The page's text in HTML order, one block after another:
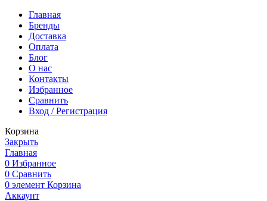
Главная
Бренды
Доставка
Оплата
Блог
О нас
Контакты
Избранное
Сравнить
Вход / Регистрация
Корзина
Закрыть
Главная
0 Избранное
0 Сравнить
0 элемент Корзина
Аккаунт